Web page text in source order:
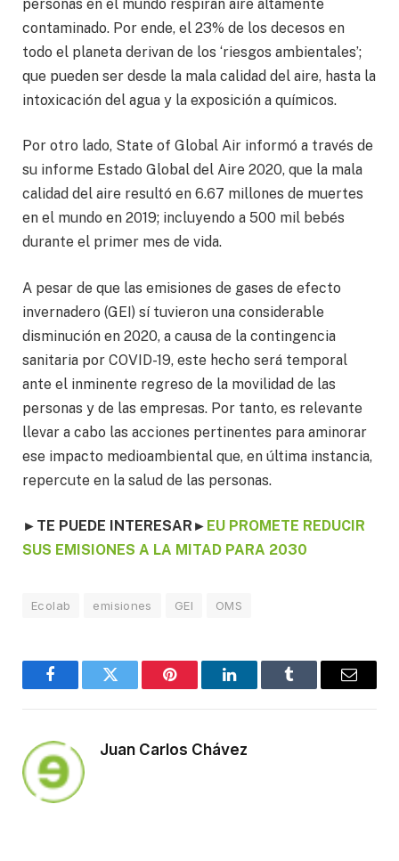
personas en el mundo respiran aire altamente
contaminado. Por ende, el 23% de los decesos en
todo el planeta derivan de los ‘riesgos ambientales’;
que pueden ser desde la mala calidad del aire, hasta la
intoxicación del agua y la exposición a químicos.
Por otro lado, State of Global Air informó a través de
su informe Estado Global del Aire 2020, que la mala
calidad del aire resultó en 6.67 millones de muertes
en el mundo en 2019; incluyendo a 500 mil bebés
durante el primer mes de vida.
A pesar de que las emisiones de gases de efecto
invernadero (GEI) sí tuvieron una considerable
disminución en 2020, a causa de la contingencia
sanitaria por COVID-19, este hecho será temporal
ante el inminente regreso de la movilidad de las
personas y de las empresas. Por tanto, es relevante
llevar a cabo las acciones pertinentes para aminorar
ese impacto medioambiental que, en última instancia,
repercute en la salud de las personas.
►TE PUEDE INTERESAR ► EU PROMETE REDUCIR
SUS EMISIONES A LA MITAD PARA 2030
Ecolab emisiones GEI OMS
FacebookTwitter Pinterest LinkedInTumblr Email
Juan Carlos Chávez